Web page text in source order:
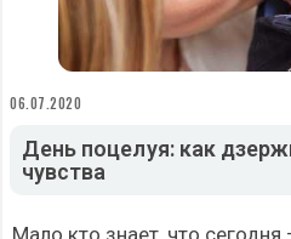
06.07.2020
День поцелуя: как
чувства
Мало кто знает, что